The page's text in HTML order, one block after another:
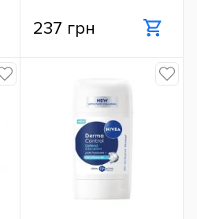
237 грн